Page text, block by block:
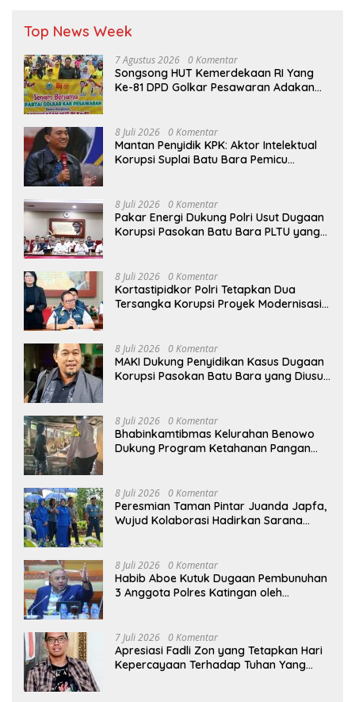
Top News Week
7 Agustus 2026 0 Komentar
Songsong HUT Kemerdekaan RI Yang
Ke-81 DPD Golkar Pesawaran Adakan
8 Juli 2026 0 Komentar
Mantan Penyidik KPK: Aktor Intelektual
Korupsi Suplai Batu Bara Pemicu
8 Juli 2026 0 Komentar
Pakar Energi Dukung Polri Usut Dugaan
Korupsi Pasokan Batu Bara PLTU yang
8 Juli 2026 0 Komentar
Kortastipidkor Polri Tetapkan Dua
Tersangka Korupsi Proyek Modernisasi
8 Juli 2026 0 Komentar
MAKI Dukung Penyidikan Kasus Dugaan
Korupsi Pasokan Batu Bara yang Diusut
8 Juli 2026 0 Komentar
Bhabinkamtibmas Kelurahan Benowo
Dukung Program Ketahanan Pangan
8 Juli 2026 0 Komentar
Peresmian Taman Pintar Juanda Japfa,
Wujud Kolaborasi Hadirkan Sarana
8 Juli 2026 0 Komentar
Habib Aboe Kutuk Dugaan Pembunuhan
3 Anggota Polres Katingan oleh
7 Juli 2026 0 Komentar
Apresiasi Fadli Zon yang Tetapkan Hari
Kepercayaan Terhadap Tuhan Yang